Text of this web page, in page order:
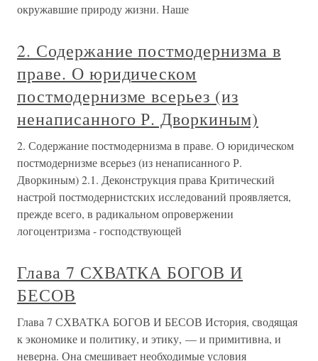
окружавшие природу жизни. Наше
2. Содержание постмодернизма в
праве. О юридическом
постмодернизме всерьез (из
ненаписанного Р. Дворкиным)
2. Содержание постмодернизма в праве. О юридическом
постмодернизме всерьез (из ненаписанного Р.
Дворкиным) 2.1. Деконструкция права Критический
настрой постмодернистских исследований проявляется,
прежде всего, в радикальном опровержении
логоцентризма - господствующей
Глава 7 СХВАТКА БОГОВ И
БЕСОВ
Глава 7 СХВАТКА БОГОВ И БЕСОВ История, сводящая
к экономике и политику, и этику, — и примитивна, и
неверна. Она смешивает необходимые условия